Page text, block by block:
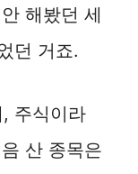
해봤던 세
던 거죠.
주식이라
산 종목은